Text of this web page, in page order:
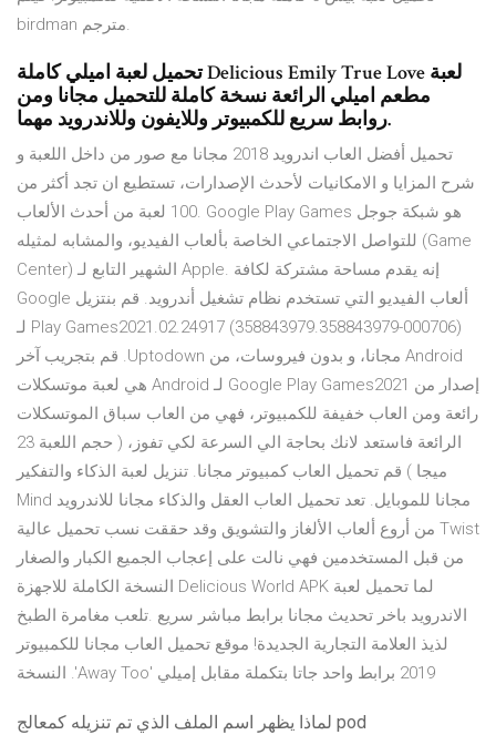
birdman مترجم.
تحميل لعبة اميلي كاملة Delicious Emily True Love لعبة
مطعم اميلي الرائعة نسخة كاملة للتحميل مجانا ومن
روابط سريع للكمبيوتر وللايفون وللاندرويد مهما.
تحميل أفضل العاب اندرويد 2018 مجانا مع صور من داخل اللعبة و
شرح المزايا و الامكانيات لأحدث الإصدارات، تستطيع ان تجد أكثر من
100 لعبة من أحدث الألعاب. Google Play Games هو شبكة جوجل
للتواصل الاجتماعي الخاصة بألعاب الفيديو، والمشابه لمثيله (Game
Center) الشهير التابع لـ Apple. إنه يقدم مساحة مشتركة لكافة
ألعاب الفيديو التي تستخدم نظام تشغيل أندرويد. ‫قم بنتزيل Google
Play Games2021.02.24917 (358843979.358843979-000706) لـ
Android مجانا، و بدون فيروسات، من Uptodown. قم بتجريب آخر
إصدار من Google Play Games2021 لـ Android هي لعبة موتسكلات
رائعة ومن العاب خفيفة للكمبيوتر، فهي من العاب سباق الموتسكلات
الرائعة فاستعد لانك بحاجة الي السرعة لكي تفوز، ( حجم اللعبة 23
ميجا ) قم تحميل العاب كمبيوتر مجانا. تنزيل لعبة الذكاء والتفكير
مجانا للموبايل. تعد تحميل العاب العقل والذكاء مجانا للاندرويد Mind
Twist من أروع ألعاب الألغاز والتشويق وقد حققت نسب تحميل عالية
من قبل المستخدمين فهي نالت على إعجاب الجميع الكبار والصغار
لما تحميل لعبة Delicious World APK النسخة الكاملة للاجهزة
الاندرويد باخر تحديث مجانا برابط مباشر سريع .تلعب مغامرة الطبخ
لذيذ العلامة التجارية الجديدة! موقع تحميل العاب مجانا للكمبيوتر
2019 برابط واحد جاتا بتكملة مقابل إميلي 'Away Too'. النسخة
لماذا يظهر اسم الملف الذي تم تنزيله كمعالج pod